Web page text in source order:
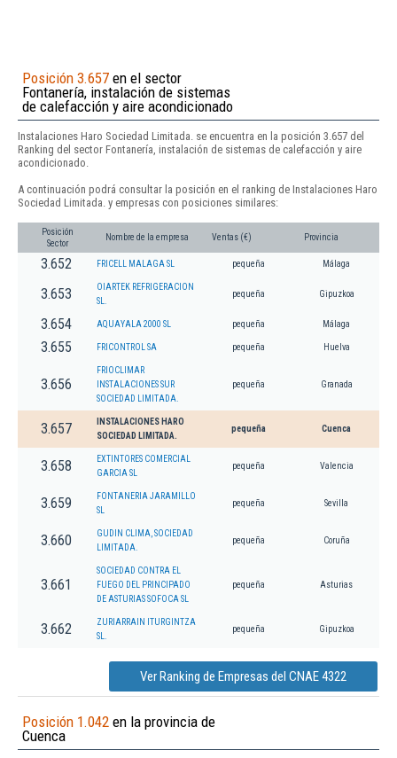
Posición 3.657 en el sector
Fontanería, instalación de sistemas
de calefacción y aire acondicionado
Instalaciones Haro Sociedad Limitada. se encuentra en la posición 3.657 del
Ranking del sector Fontanería, instalación de sistemas de calefacción y aire
acondicionado.
A continuación podrá consultar la posición en el ranking de Instalaciones Haro
Sociedad Limitada. y empresas con posiciones similares:
Posición
Sector
Nombre de la empresa Ventas (€) Provincia
3.652 FRICELL MALAGA SL pequeña Málaga
3.653
OIARTEK REFRIGERACION
SL.
pequeña Gipuzkoa
3.654 AQUAYALA 2000 SL pequeña Málaga
3.655 FRICONTROL SA pequeña Huelva
3.656
FRIOCLIMAR
INSTALACIONES SUR
SOCIEDAD LIMITADA.
pequeña Granada
3.657
INSTALACIONES HARO
SOCIEDAD LIMITADA.
pequeña Cuenca
3.658
EXTINTORES COMERCIAL
GARCIA SL
pequeña Valencia
3.659
FONTANERIA JARAMILLO
SL
pequeña Sevilla
3.660
GUDIN CLIMA, SOCIEDAD
LIMITADA.
pequeña Coruña
3.661
SOCIEDAD CONTRA EL
FUEGO DEL PRINCIPADO
DE ASTURIAS SOFOCA SL
pequeña Asturias
3.662
ZURIARRAIN ITURGINTZA
SL.
pequeña Gipuzkoa
Ver Ranking de Empresas del CNAE 4322
Posición 1.042 en la provincia de
Cuenca